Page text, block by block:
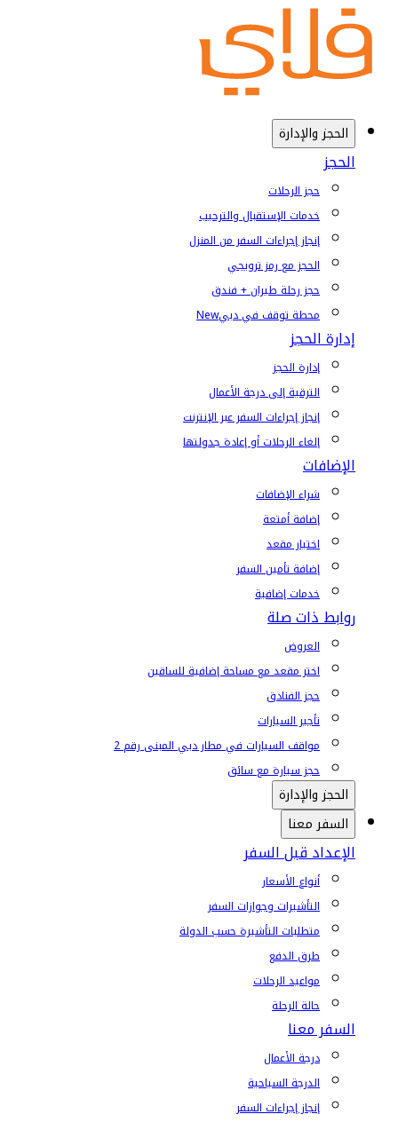
الحجز والإدارة
الحجز
حجز الرحلات
خدمات الإستقبال والترحيب
إنجاز إجراءات السفر من المنزل
الحجز مع رمز ترويجي
حجز رحلة طيران + فندق
محطة توقف في دبيNew
إدارة الحجز
إدارة الحجز
الترقية إلى درجة الأعمال
إنجاز إجراءات السفر عبر الإنترنت
إلغاء الرحلات أو إعادة جدولتها
الإضافات
شراء الإضافات
إضافة أمتعة
اختيار مقعد
إضافة تأمين السفر
خدمات إضافية
روابط ذات صلة
العروض
اختر مقعد مع مساحة إضافية للساقين
حجز الفنادق
تأجير السيارات
مواقف السيارات في مطار دبي المبنى رقم 2
حجز سيارة مع سائق
الحجز والإدارة
السفر معنا
الإعداد قبل السفر
أنواع الأسعار
التأشيرات وجوازات السفر
متطلبات التأشيرة حسب الدولة
طرق الدفع
مواعيد الرحلات
حالة الرحلة
السفر معنا
درجة الأعمال
الدرجة السياحية
إنجاز إجراءات السفر